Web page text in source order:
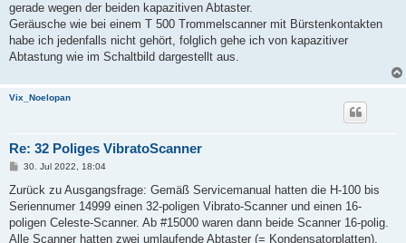
gerade wegen der beiden kapazitiven Abtaster.
Geräusche wie bei einem T 500 Trommelscanner mit Bürstenkontakten
habe ich jedenfalls nicht gehört, folglich gehe ich von kapazitiver
Abtastung wie im Schaltbild dargestellt aus.
Vix_Noelopan
Re: 32 Poliges VibratoScanner
B
i
r
a
30. Jul 2022, 18:04
Zurück zu Ausgangsfrage: Gemäß Servicemanual hatten die H-100 bis
Seriennumer 14999 einen 32-poligen Vibrato-Scanner und einen 16-
poligen Celeste-Scanner. Ab #15000 waren dann beide Scanner 16-polig.
Alle Scanner hatten zwei umlaufende Abtaster (= Kondensatorplatten).